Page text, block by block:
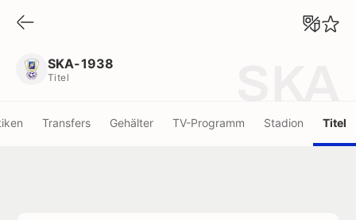
SKA-1938
Titel
Transfers Gehälter TV-Programm Stadion Titel